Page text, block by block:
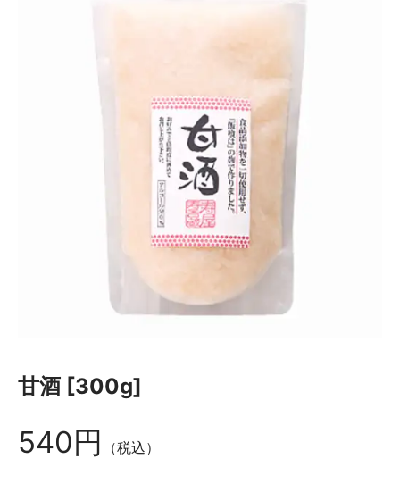
甘酒 [300g]
540円 （税込）